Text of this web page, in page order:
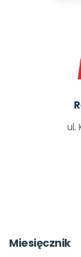
ul.
Miesięcznik